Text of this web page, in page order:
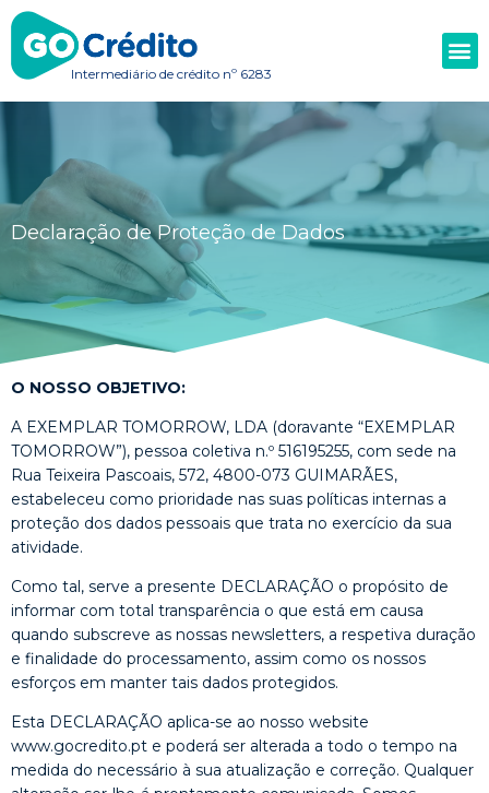
Intermediário de crédito nº 6283
Declaração de Proteção de Dados
O NOSSO OBJETIVO:
A EXEMPLAR TOMORROW, LDA (doravante “EXEMPLAR
TOMORROW”), pessoa coletiva n.º 516195255, com sede na
Rua Teixeira Pascoais, 572, 4800-073 GUIMARÃES,
estabeleceu como prioridade nas suas políticas internas a
proteção dos dados pessoais que trata no exercício da sua
atividade.
Como tal, serve a presente DECLARAÇÃO o propósito de
informar com total transparência o que está em causa
quando subscreve as nossas newsletters, a respetiva duração
e finalidade do processamento, assim como os nossos
esforços em manter tais dados protegidos.
Esta DECLARAÇÃO aplica-se ao nosso website
www.gocredito.pt e poderá ser alterada a todo o tempo na
medida do necessário à sua atualização e correção. Qualquer